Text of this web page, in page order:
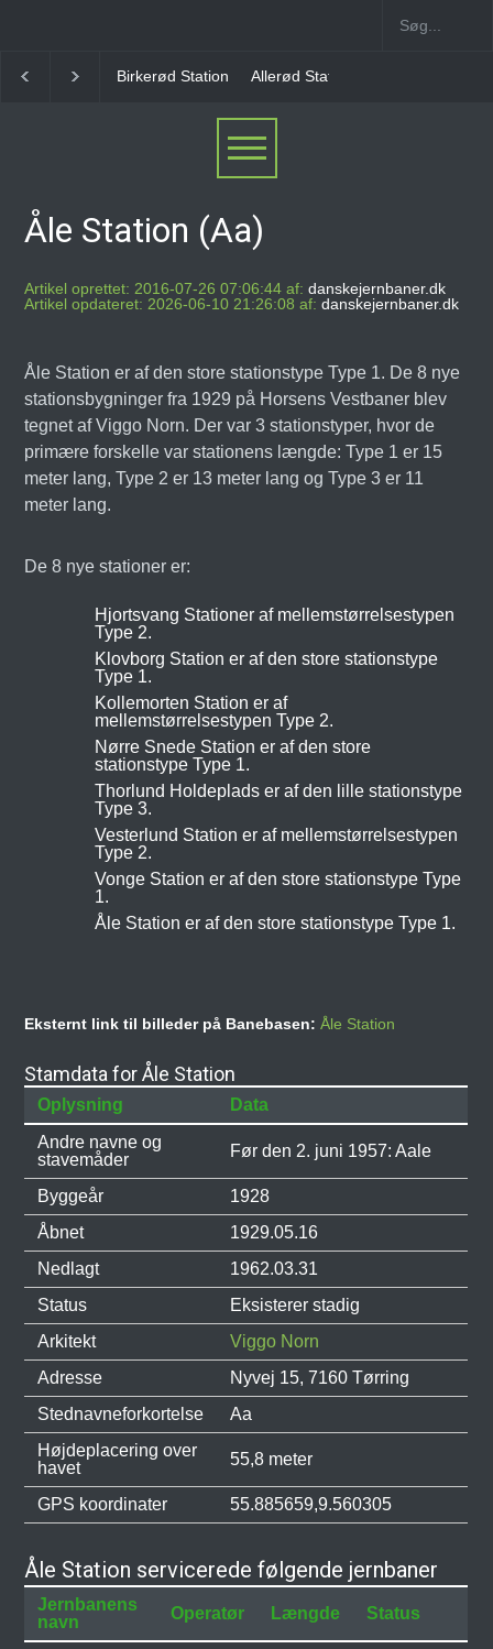
Station Allerød Station Favrholm Station
Åle Station (Aa)
Artikel oprettet: 2016-07-26 07:06:44 af: danskejernbaner.dk
Artikel opdateret: 2026-06-10 21:26:08 af: danskejernbaner.dk
Åle Station er af den store stationstype Type 1. De 8 nye
stationsbygninger fra 1929 på Horsens Vestbaner blev
tegnet af Viggo Norn. Der var 3 stationstyper, hvor de
primære forskelle var stationens længde: Type 1 er 15
meter lang, Type 2 er 13 meter lang og Type 3 er 11
meter lang.
De 8 nye stationer er:
Hjortsvang Stationer af mellemstørrelsestypen
Type 2.
Klovborg Station er af den store stationstype
Type 1.
Kollemorten Station er af
mellemstørrelsestypen Type 2.
Nørre Snede Station er af den store
stationstype Type 1.
Thorlund Holdeplads er af den lille stationstype
Type 3.
Vesterlund Station er af mellemstørrelsestypen
Type 2.
Vonge Station er af den store stationstype Type
1.
Åle Station er af den store stationstype Type 1.
Eksternt link til billeder på Banebasen:Åle Station
Stamdata for Åle Station
Oplysning
Data
Andre navne og
stavemåder
Før den 2. juni 1957: Aale
Byggeår
1928
Åbnet
1929.05.16
Nedlagt
1962.03.31
Status
Eksisterer stadig
Arkitekt
Viggo Norn
Adresse
Nyvej 15, 7160 Tørring
Stednavneforkortelse
Aa
Højdeplacering over
havet
55,8 meter
GPS koordinater 55.885659,9.560305
Åle Station servicerede følgende jernbaner
Jernbanens
navn
Operatør Længde Status